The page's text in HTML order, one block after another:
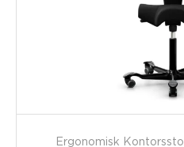
Ergonomisk